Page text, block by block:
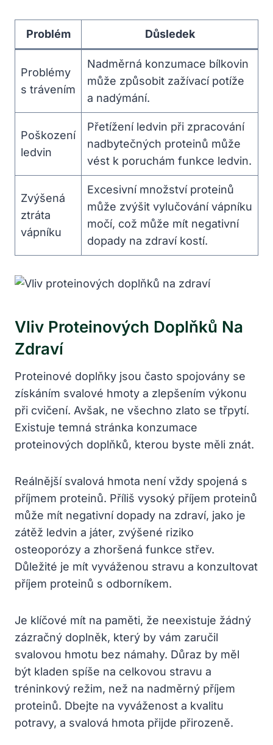
Problém Důsledek
Problémy
s trávením
Nadměrná konzumace bílkovin
může způsobit zažívací potíže
a nadýmání.
Poškození
ledvin
Přetížení ledvin při zpracování
nadbytečných proteinů může
vést k poruchám funkce ledvin.
Zvýšená
ztráta
vápníku
Excesivní množství proteinů
může zvýšit vylučování vápníku
močí, což může mít negativní
dopady na zdraví kostí.
Vliv Proteinových Doplňků Na
Zdraví
Proteinové doplňky jsou často spojovány se
získáním svalové hmoty a zlepšením výkonu
při cvičení. Avšak, ne všechno zlato se třpytí.
Existuje temná stránka konzumace
proteinových doplňků, kterou byste měli znát.
Reálnější svalová hmota není vždy spojená s
příjmem proteinů. Příliš vysoký příjem proteinů
může mít negativní dopady na zdraví, jako je
zátěž ledvin a játer, zvýšené riziko
osteoporózy a zhoršená funkce střev.
Důležité je mít vyváženou stravu a konzultovat
příjem proteinů s odborníkem.
Je klíčové mít na paměti, že neexistuje žádný
zázračný doplněk, který by vám zaručil
svalovou hmotu bez námahy. Důraz by měl
být kladen spíše na celkovou stravu a
tréninkový režim, než na nadměrný příjem
proteinů. Dbejte na vyváženost a kvalitu
potravy, a svalová hmota přijde přirozeně.